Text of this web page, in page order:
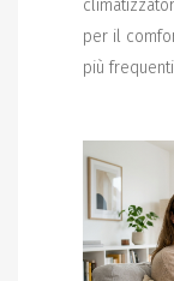
per il
più